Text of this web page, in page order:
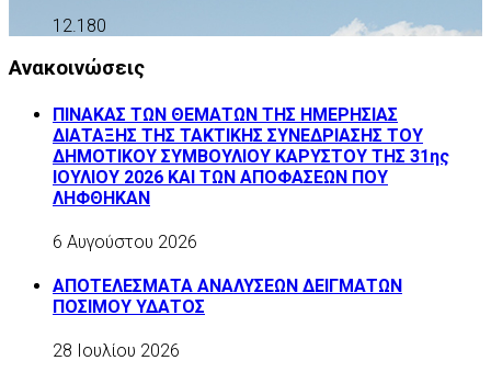
12.180
Ανακοινώσεις
ΠΙΝΑΚΑΣ ΤΩΝ ΘΕΜΑΤΩΝ ΤΗΣ ΗΜΕΡΗΣΙΑΣ
ΔΙΑΤΑΞΗΣ ΤΗΣ ΤΑΚΤΙΚΗΣ ΣΥΝΕΔΡΙΑΣΗΣ ΤΟΥ
ΔΗΜΟΤΙΚΟΥ ΣΥΜΒΟΥΛΙΟΥ ΚΑΡΥΣΤΟΥ ΤΗΣ 31ης
ΙΟΥΛΙΟΥ 2026 ΚΑΙ ΤΩΝ ΑΠΟΦΑΣΕΩΝ ΠΟΥ
ΛΗΦΘΗΚΑΝ
6 Αυγούστου 2026
ΑΠΟΤΕΛΕΣΜΑΤΑ ΑΝΑΛΥΣΕΩΝ ΔΕΙΓΜΑΤΩΝ
ΠΟΣΙΜΟΥ ΥΔΑΤΟΣ
28 Ιουλίου 2026